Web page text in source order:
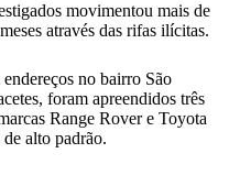
movimentou mais de
através das rifas ilícitas.
no bairro São
foram apreendidos três
Range Rover e Toyota
alto padrão.